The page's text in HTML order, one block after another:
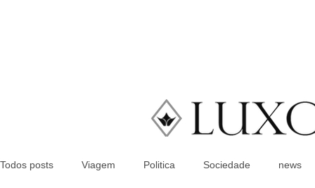
Todos posts Viagem Politica Sociedade news